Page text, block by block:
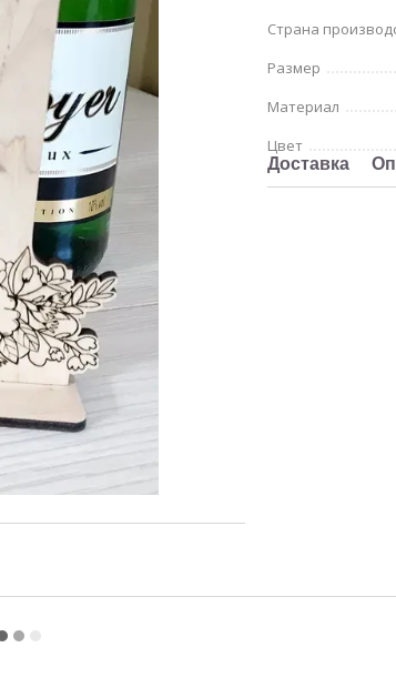
Страна
Размер
Материал
Цвет
Доставка